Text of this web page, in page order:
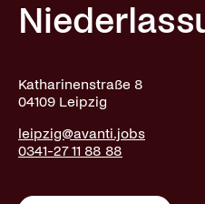
Katharinenstraße 8
04109 Leipzig
leipzig@avanti.jobs
0341-27 11 88 88